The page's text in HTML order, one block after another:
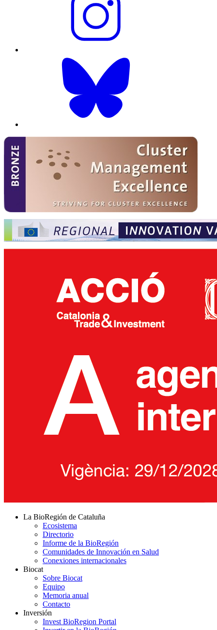
La BioRegión de Cataluña
Ecosistema
Directorio
Informe de la BioRegión
Comunidades de Innovación en Salud
Conexiones internacionales
Biocat
Sobre Biocat
Equipo
Memoria anual
Contacto
Inversión
Invest BioRegion Portal